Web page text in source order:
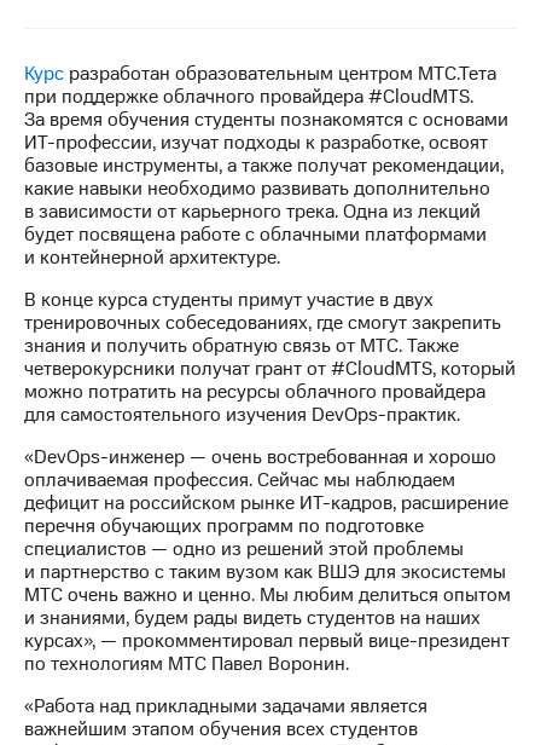
Интервью
Финансовая
отчетность
Контакты
Новости
в
и акционерам
Корпоративное
управление
Корпоративный
Раскрытие
информации
Информация
акционерам
Документы
ПАО
"МТС"
Собрания
акционеров
Личный
кабинет
акционера
Курс разработан образовательным центром МТС.Тета
при поддержке облачного провайдера #CloudMTS.
За время обучения студенты познакомятся с основами
ИТ-профессии, изучат подходы к разработке, освоят
базовые инструменты, а также получат рекомендации,
какие навыки необходимо развивать дополнительно
в зависимости от карьерного трека. Одна из лекций
будет посвящена работе с облачными платформами
и контейнерной архитектуре.
В конце курса студенты примут участие в двух
тренировочных собеседованиях, где смогут закрепить
знания и получить обратную связь от МТС. Также
четверокурсники получат грант от #CloudMTS, который
можно потратить на ресурсы облачного провайдера
для самостоятельного изучения DevOps-практик.
«DevOps-инженер — очень востребованная и хорошо
оплачиваемая профессия. Сейчас мы наблюдаем
дефицит на российском рынке ИТ-кадров, расширение
перечня обучающих программ по подготовке
специалистов — одно из решений этой проблемы
и партнерство с таким вузом как ВШЭ для экосистемы
МТС очень важно и ценно. Мы любим делиться опытом
и знаниями, будем рады видеть студентов на наших
курсах», — прокомментировал первый вице-президент
по технологиям МТС Павел Воронин.
«Работа над прикладными задачами является
важнейшим этапом обучения всех студентов